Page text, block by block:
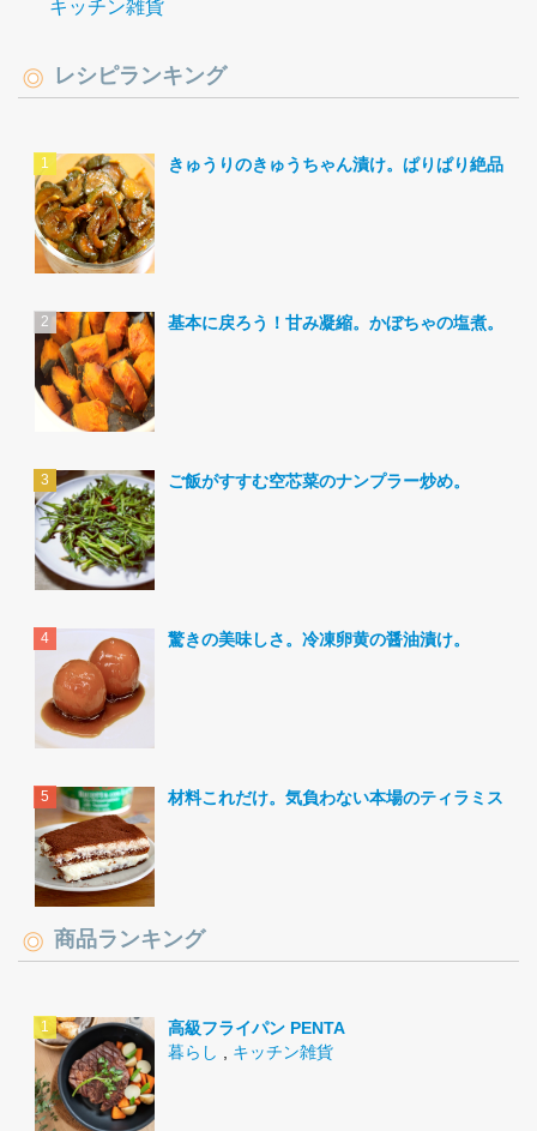
キッチン雑貨
レシピランキング
きゅうりのきゅうちゃん漬け。ぱりぱり絶品。
基本に戻ろう！甘み凝縮。かぼちゃの塩煮。
ご飯がすすむ空芯菜のナンプラー炒め。
驚きの美味しさ。冷凍卵黄の醤油漬け。
材料これだけ。気負わない本場のティラミス。
商品ランキング
高級フライパン PENTA
暮らし
キッチン雑貨